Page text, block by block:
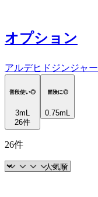
オプション
アルデヒドジンジャー
普段使い◎
3mL
26件
冒険に◎
0.75mL
26件